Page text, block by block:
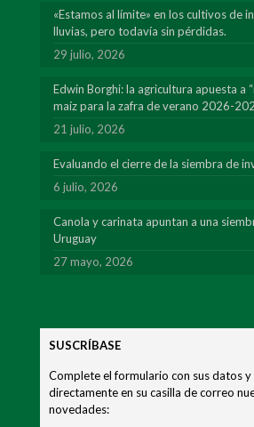
«Estamos al límite» en los cultivos de
lluvias, pero todavía sin pérdidas.
29 julio, 2026
Edwin Borghi: la agricultura apuesta a
maíz para la zafra de verano 2026-
21 julio, 2026
Evaluando el cierre de la siembra de
6 julio, 2026
Canola y carinata apuntan a una
Uruguay
27 mayo, 2026
SUSCRÍBASE
Complete el formulario con sus datos y
directamente en su casilla de correo
novedades: